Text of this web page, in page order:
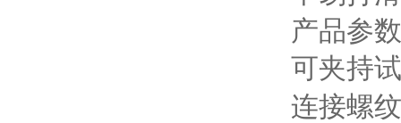
产品参数
可夹持
连接螺